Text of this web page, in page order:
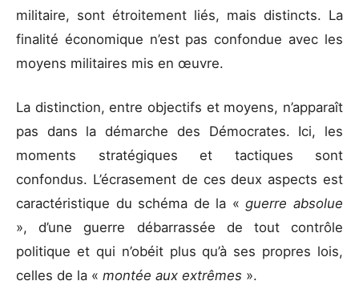
militaire, sont étroitement liés, mais distincts. La
finalité économique n’est pas confondue avec les
moyens militaires mis en œuvre.
La distinction, entre objectifs et moyens, n’apparaît
pas dans la démarche des Démocrates. Ici, les
moments stratégiques et tactiques sont
confondus. L’écrasement de ces deux aspects est
caractéristique du schéma de la «guerre absolue
», d’une guerre débarrassée de tout contrôle
politique et qui n’obéit plus qu’à ses propres lois,
celles de la « montée aux extrêmes ».